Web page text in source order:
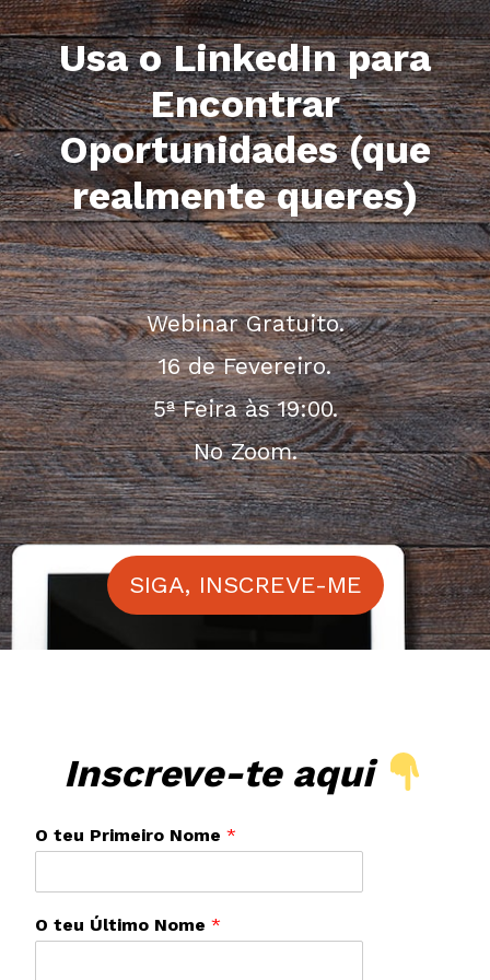
Usa o LinkedIn para
Encontrar
Oportunidades (que
realmente queres)
Webinar Gratuito.
16 de Fevereiro.
5ª Feira às 19:00.
No Zoom.
SIGA, INSCREVE-ME
Inscreve-te aqui
O teu Primeiro Nome *
O teu Último Nome *